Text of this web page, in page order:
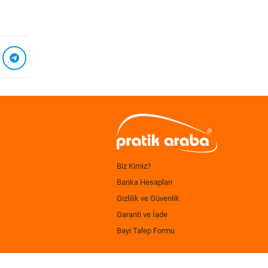
Biz Kimiz?
Banka Hesapları
Gizlilik ve Güvenlik
Garanti ve İade
Bayi Talep Formu